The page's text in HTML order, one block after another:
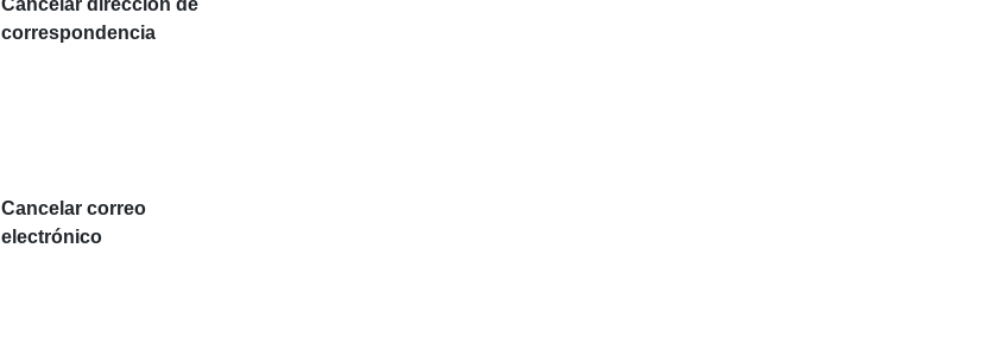
Cancelar dirección de
correspondencia
Cancelar correo
electrónico